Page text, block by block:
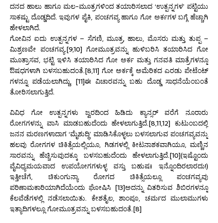
ದನದ ಹಾಲು ಹಾಗೂ ಮಲ-ಮೂತ್ರಗಳಿಂದ ತಯಾರಿಸಲಾದ ‘ಉತ್ಪನ್ನಗಳ’ ಪಟ್ಟಿಯು
ಸಾಕಷ್ಟು ದೊಡ್ಡದಿದೆ. ಇವುಗಳ ಪೈಕಿ, ಪಂಚಗವ್ಯ ಹಾಗೂ ಗೋ ಅರ್ಕಗಳ ಬಗ್ಗೆ ಹೆಚ್ಚಾಗಿ
ಹೇಳಲಾಗಿದೆ.
ಗೋವಿನ ಐದು ಉತ್ಪನ್ನಗಳ – ಸೆಗಣಿ, ಮೂತ್ರ, ಹಾಲು, ಮೊಸರು ಮತ್ತು ತುಪ್ಪ –
ಮಿಶ್ರಣವೇ ಪಂಚಗವ್ಯ.[9,10] ಗೋಮೂತ್ರವನ್ನು ಹುಳಿಬರಿಸಿ ತಯಾರಿಸಿದ ಗೋ
ಮೂತ್ರಾಸವ, ಭಟ್ಟಿ ಇಳಿಸಿ ತಯಾರಿಸಿದ ಗೋ ಅರ್ಕ ಮತ್ತು ಗನವತಿ ಮಾತ್ರೆಗಳನ್ನೂ
ಔಷಧಗಳಾಗಿ ಬಳಸಬಹುದಂತೆ.[8,11] ಗೋ ಅರ್ಕಕ್ಕೆ ಅಮೆರಿಕದ ಎರಡು ಪೇಟೆಂಟ್
ಗಳನ್ನೂ ಪಡೆಯಲಾಗಿದ್ದು, [11]ಈ ವಿಚಾರವನ್ನು ಬಹು ದೊಡ್ಡ ಸಾಧನೆಯೆಂಬಂತೆ
ತೋರಿಸಲಾಗುತ್ತಿದೆ.
ವಿವಿಧ ಗೋ ಉತ್ಪನ್ನಗಳು ಜ್ವರದಿಂದ ಹಿಡಿದು ಕ್ಯಾನ್ಸರ್ ವರೆಗೆ ನೂರಾರು
ರೋಗಗಳನ್ನು ವಾಸಿ ಮಾಡಬಹುದೆಂದು ಹೇಳಲಾಗುತ್ತಿದೆ.[8,11,12] ಕುಟುಂಬದಲ್ಲಿ
ಜನನ ಮರಣಗಳಾದಾಗ ‘ಮೈಶುದ್ಧಿ’ ಮಾಡಿಸಿಕೊಳ್ಳಲು ಬಳಸಲಾಗುವ ಪಂಚಗವ್ಯವನ್ನು
ಹಲವು ರೋಗಗಳ ಚಿಕಿತ್ಸೆಯಲ್ಲಿಯೂ, ಗಿಡಗಳಲ್ಲಿ ಕೀಟನಾಶಕವಾಗಿಯೂ, ಮಣ್ಣಿನ
ಸಾರವನ್ನು ಹೆಚ್ಚಿಸುವುದಕ್ಕೂ ಬಳಸಬಹುದೆಂದು ಹೇಳಲಾಗುತ್ತಿದೆ.[10](ಇಷ್ಟೊಂದು
ವೈವಿಧ್ಯಮಯವಾದ ಉಪಯೋಗಗಳುಳ್ಳ ವಸ್ತು ಬಹುಷಃ ಇನ್ನೊಂದಿರಲಾರದು!)
ಇತ್ತೀಚೆಗೆ, ಚಿಕುಂಗುನ್ಯಾ ರೋಗದ ಚಿಕಿತ್ಸೆಯಲ್ಲೂ ಪಂಚಗವ್ಯವು
ಪರಿಣಾಮಕಾರಿಯಾಗಿದೆಯೆಂದು ಘೋಷಿಸಿ [13]ಅದನ್ನು ವಿತರಿಸುವ ಶಿಬಿರಗಳನ್ನೂ
ಕೆಲವೆಡೆಗಳಲ್ಲಿ ನಡೆಸಲಾಯಿತು. ಕೇಶತೈಲ, ಶಾಂಪೂ, ಚರ್ಮದ ಮುಲಾಮುಗಳು
ಇತ್ಯಾದಿಗಳಲ್ಲೂ ಗೋಮೂತ್ರವನ್ನು ಬಳಸಬಹುದಂತೆ.[8]